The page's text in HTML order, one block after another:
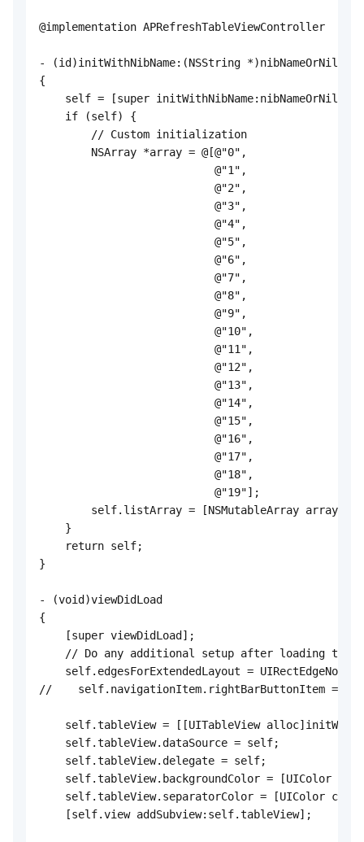
@implementation APRefreshTableViewController
- (id)initWithNibName:(NSString *)nibNameOrNil
{
self = [super initWithNibName:nibNameOrNil
    if (self) {
        // Custom initialization
        NSArray *array = @[@"0",
                           @"1",
                           @"2",
                           @"3",
                           @"4",
                           @"5",
                           @"6",
                           @"7",
                           @"8",
                           @"9",
                           @"10",
                           @"11",
                           @"12",
                           @"13",
                           @"14",
                           @"15",
                           @"16",
                           @"17",
                           @"18",
                           @"19"];
self.listArray = [NSMutableArray
    }
    return self;
}
- (void)viewDidLoad
{
    [super viewDidLoad];
// Do any additional setup after loading the
    self.edgesForExtendedLayout = UIRectEdgeNone;
//    self.navigationItem.rightBarButtonItem =
self.tableView = [[UITableView
    self.tableView.dataSource = self;
    self.tableView.delegate = self;
self.tableView.backgroundColor = [UIColor
self.tableView.separatorColor = [UIColor
    [self.view addSubview:self.tableView];